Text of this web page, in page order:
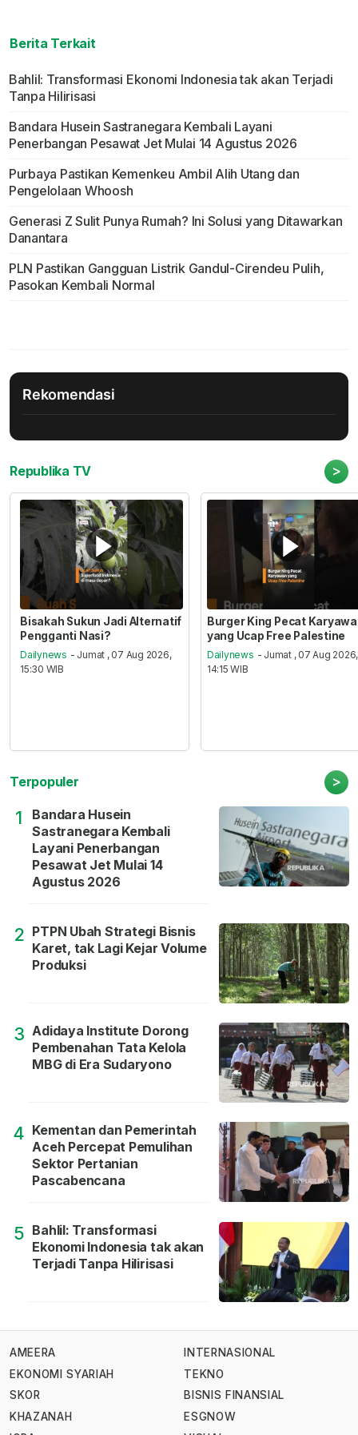
Berita Terkait
Bahlil: Transformasi Ekonomi Indonesia tak akan Terjadi
Tanpa Hilirisasi
Bandara Husein Sastranegara Kembali Layani
Penerbangan Pesawat Jet Mulai 14 Agustus 2026
Purbaya Pastikan Kemenkeu Ambil Alih Utang dan
Pengelolaan Whoosh
Generasi Z Sulit Punya Rumah? Ini Solusi yang Ditawarkan
Danantara
PLN Pastikan Gangguan Listrik Gandul-Cirendeu Pulih,
Pasokan Kembali Normal
Rekomendasi
Republika TV >
Bisakah Sukun Jadi Alternatif
Pengganti Nasi?
Dailynews - Jumat , 07 Aug 2026,
15:30 WIB
Burger King Pecat
yang Ucap Free Palestine
Dailynews - Jumat , 07 Aug 2026,
14:15 WIB
Terpopuler >
1
Bandara Husein
Sastranegara Kembali
Layani Penerbangan
Pesawat Jet Mulai 14
Agustus 2026
2 PTPN Ubah Strategi Bisnis
Karet, tak Lagi Kejar Volume
Produksi
3 Adidaya Institute Dorong
Pembenahan Tata Kelola
MBG di Era Sudaryono
4 Kementan dan Pemerintah
Aceh Percepat Pemulihan
Sektor Pertanian
Pascabencana
5 Bahlil: Transformasi
Ekonomi Indonesia tak akan
Terjadi Tanpa Hilirisasi
AMEERA
EKONOMI SYARIAH
SKOR
KHAZANAH
INTERNASIONAL
TEKNO
BISNIS FINANSIAL
ESGNOW